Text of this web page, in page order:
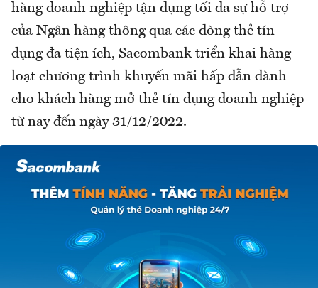
hàng doanh nghiệp tận dụng tối đa sự hỗ trợ
của Ngân hàng thông qua các dòng thẻ tín
dụng đa tiện ích, Sacombank triển khai hàng
loạt chương trình khuyến mãi hấp dẫn dành
cho khách hàng mở thẻ tín dụng doanh nghiệp
từ nay đến ngày 31/12/2022.